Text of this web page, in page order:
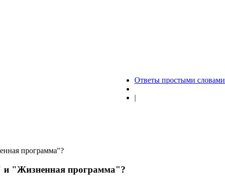
программа"?
и "Жизненная программа"?
Ответы простыми словами
|